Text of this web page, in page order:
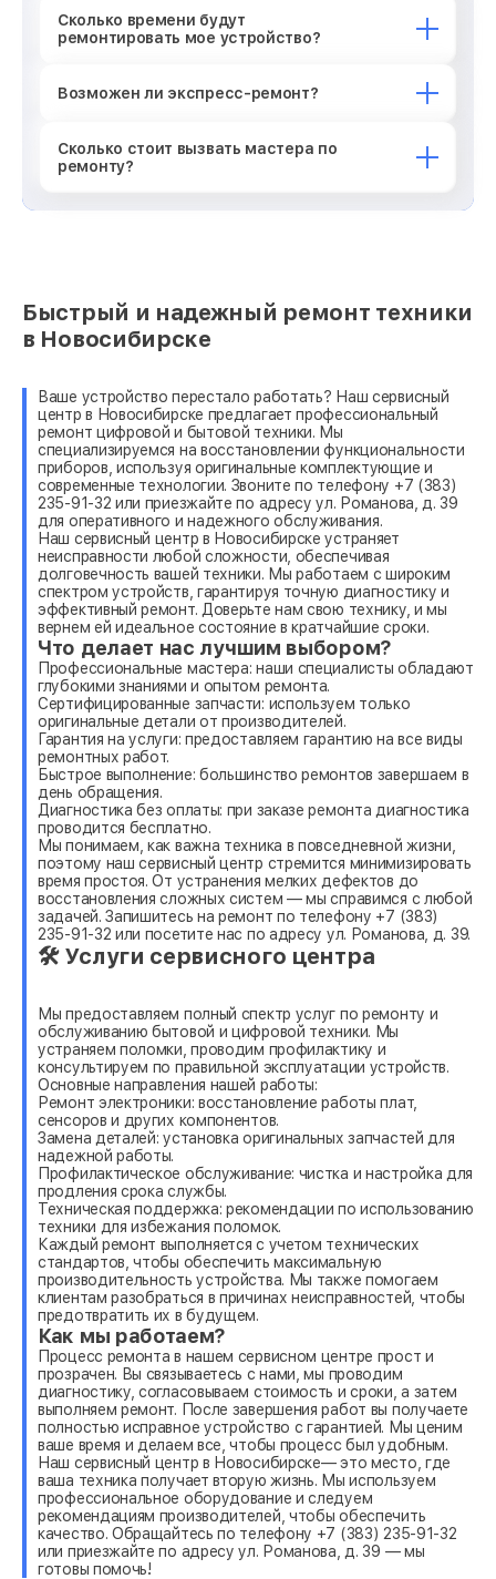
Сколько времени будут
ремонтировать мое устройство?
Возможен ли экспресс-ремонт?
Сколько стоит вызвать мастера по
ремонту?
Быстрый и надежный ремонт техники
в Новосибирске
Ваше устройство перестало работать? Наш сервисный
центр в Новосибирске предлагает профессиональный
ремонт цифровой и бытовой техники. Мы
специализируемся на восстановлении функциональности
приборов, используя оригинальные комплектующие и
современные технологии. Звоните по телефону +7 (383)
235-91-32 или приезжайте по адресу ул. Романова, д. 39
для оперативного и надежного обслуживания.
Наш сервисный центр в Новосибирске устраняет
неисправности любой сложности, обеспечивая
долговечность вашей техники. Мы работаем с широким
спектром устройств, гарантируя точную диагностику и
эффективный ремонт. Доверьте нам свою технику, и мы
вернем ей идеальное состояние в кратчайшие сроки.
Что делает нас лучшим выбором?
Профессиональные мастера: наши специалисты обладают
глубокими знаниями и опытом ремонта.
Сертифицированные запчасти: используем только
оригинальные детали от производителей.
Гарантия на услуги: предоставляем гарантию на все виды
ремонтных работ.
Быстрое выполнение: большинство ремонтов завершаем в
день обращения.
Диагностика без оплаты: при заказе ремонта диагностика
проводится бесплатно.
Мы понимаем, как важна техника в повседневной жизни,
поэтому наш сервисный центр стремится минимизировать
время простоя. От устранения мелких дефектов до
восстановления сложных систем — мы справимся с любой
задачей. Запишитесь на ремонт по телефону +7 (383)
235-91-32 или посетите нас по адресу ул. Романова, д. 39.
🛠 Услуги сервисного центра
Мы предоставляем полный спектр услуг по ремонту и
обслуживанию бытовой и цифровой техники. Мы
устраняем поломки, проводим профилактику и
консультируем по правильной эксплуатации устройств.
Основные направления нашей работы:
Ремонт электроники: восстановление работы плат,
сенсоров и других компонентов.
Замена деталей: установка оригинальных запчастей для
надежной работы.
Профилактическое обслуживание: чистка и настройка для
продления срока службы.
Техническая поддержка: рекомендации по использованию
техники для избежания поломок.
Каждый ремонт выполняется с учетом технических
стандартов, чтобы обеспечить максимальную
производительность устройства. Мы также помогаем
клиентам разобраться в причинах неисправностей, чтобы
предотвратить их в будущем.
Как мы работаем?
Процесс ремонта в нашем сервисном центре прост и
прозрачен. Вы связываетесь с нами, мы проводим
диагностику, согласовываем стоимость и сроки, а затем
выполняем ремонт. После завершения работ вы получаете
полностью исправное устройство с гарантией. Мы ценим
ваше время и делаем все, чтобы процесс был удобным.
Наш сервисный центр в Новосибирске— это место, где
ваша техника получает вторую жизнь. Мы используем
профессиональное оборудование и следуем
рекомендациям производителей, чтобы обеспечить
качество. Обращайтесь по телефону +7 (383) 235-91-32
или приезжайте по адресу ул. Романова, д. 39 — мы
готовы помочь!